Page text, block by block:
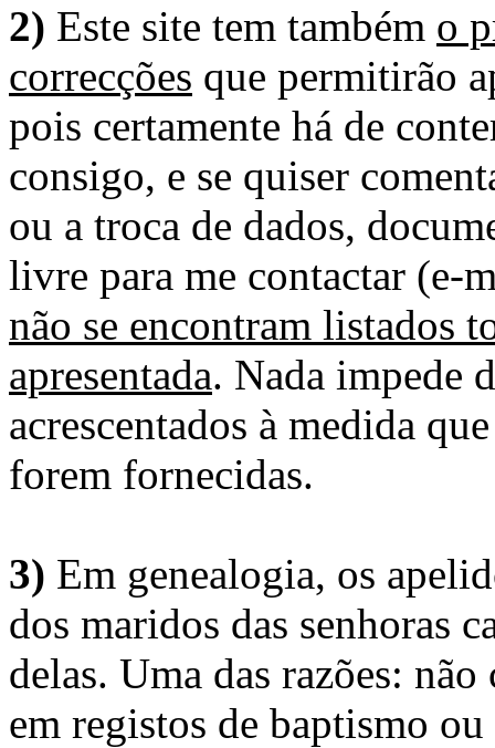
2) Este site tem também o
correcções que permitirão
pois certamente há de
consigo, e se quiser
ou a troca de dados,
livre para me contactar (e-
não se encontram listados
apresentada. Nada impede
acrescentados à medida
forem fornecidas.
3) Em genealogia, os
dos maridos das senhoras
delas. Uma das razões:
em registos de baptismo